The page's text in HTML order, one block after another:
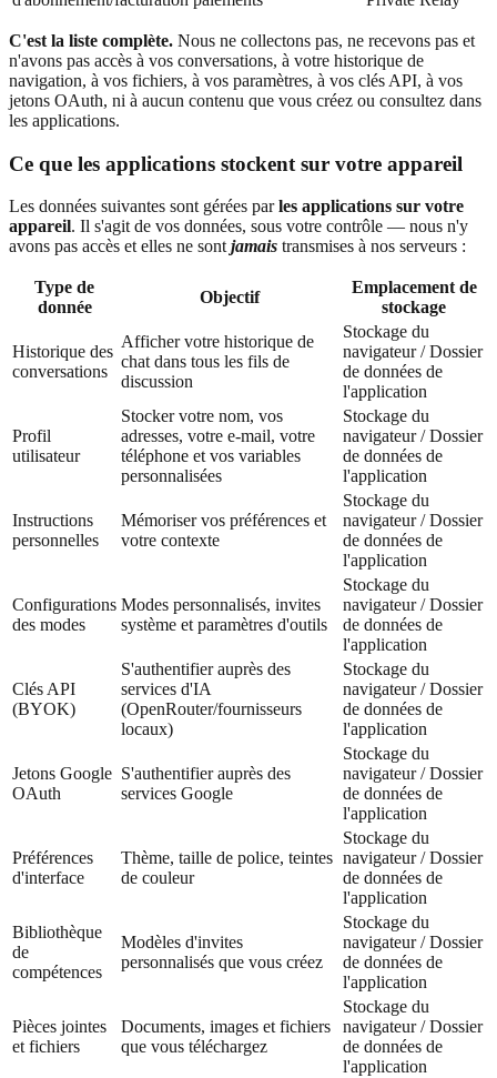
C'est la liste complète. Nous ne collectons pas, ne recevons pas et
n'avons pas accès à vos conversations, à votre historique de
navigation, à vos fichiers, à vos paramètres, à vos clés API, à vos
jetons OAuth, ni à aucun contenu que vous créez ou consultez dans
les applications.
Ce que les applications stockent sur votre appareil
Les données suivantes sont gérées parles applications sur votre
appareil. Il s'agit de vos données, sous votre contrôle — nous n'y
avons pas accès et elles ne sont jamais transmises à nos serveurs :
Type de
donnée
Objectif
Emplacement de
stockage
Historique des
conversations
Afficher votre historique de
chat dans tous les fils de
discussion
Stockage du
navigateur / Dossier
de données de
l'application
Profil
utilisateur
Stocker votre nom, vos
adresses, votre e-mail, votre
téléphone et vos variables
personnalisées
Stockage du
navigateur / Dossier
de données de
l'application
Instructions
personnelles
Mémoriser vos préférences et
votre contexte
Stockage du
navigateur / Dossier
de données de
l'application
Configurations
des modes
Modes personnalisés, invites
système et paramètres d'outils
Stockage du
navigateur / Dossier
de données de
l'application
Clés API
(BYOK)
S'authentifier auprès des
services d'IA
(OpenRouter/fournisseurs
locaux)
Stockage du
navigateur / Dossier
de données de
l'application
Jetons Google
OAuth
S'authentifier auprès des
services Google
Stockage du
navigateur / Dossier
de données de
l'application
Préférences
d'interface
Thème, taille de police, teintes
de couleur
Stockage du
navigateur / Dossier
de données de
l'application
Bibliothèque
de
compétences
Modèles d'invites
personnalisés que vous créez
Stockage du
navigateur / Dossier
de données de
l'application
Pièces jointes
et fichiers
Documents, images et fichiers
que vous téléchargez
Stockage du
navigateur / Dossier
de données de
l'application